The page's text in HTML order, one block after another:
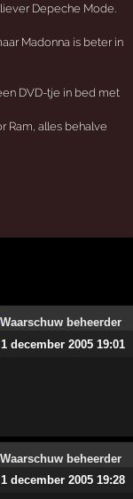
Depeche Mode.
Madonna is beter in
DVD-tje in bed met
Ram, alles behalve
1 december 2005 19:01
1 december 2005 19:28